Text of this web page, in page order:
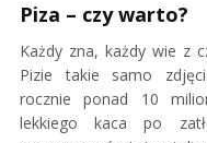
Piza – czy warto?
Każdy zna, każdy wie z
Pizie takie samo
rocznie ponad 10
lekkiego kaca po